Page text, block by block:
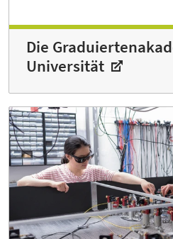
Die
Universität